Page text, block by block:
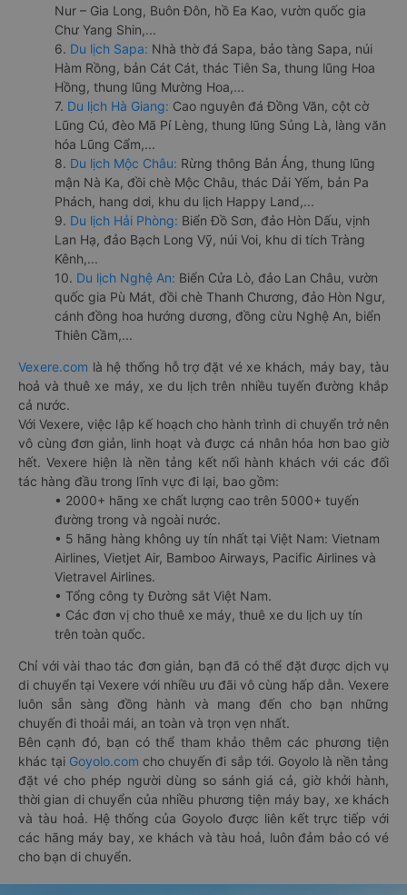
Nur – Gia Long, Buôn Đôn, hồ Ea Kao, vườn quốc gia
Chư Yang Shin,...
6. Du lịch Sapa: Nhà thờ đá Sapa, bảo tàng Sapa, núi
Hàm Rồng, bản Cát Cát, thác Tiên Sa, thung lũng Hoa
Hồng, thung lũng Mường Hoa,...
7. Du lịch Hà Giang: Cao nguyên đá Đồng Văn, cột cờ
Lũng Cú, đèo Mã Pí Lèng, thung lũng Sủng Là, làng văn
hóa Lũng Cẩm,...
8. Du lịch Mộc Châu: Rừng thông Bản Áng, thung lũng
mận Nà Ka, đồi chè Mộc Châu, thác Dải Yếm, bản Pa
Phách, hang dơi, khu du lịch Happy Land,...
9. Du lịch Hải Phòng: Biển Đồ Sơn, đảo Hòn Dấu, vịnh
Lan Hạ, đảo Bạch Long Vỹ, núi Voi, khu di tích Tràng
Kênh,...
10. Du lịch Nghệ An: Biển Cửa Lò, đảo Lan Châu, vườn
quốc gia Pù Mát, đồi chè Thanh Chương, đảo Hòn Ngư,
cánh đồng hoa hướng dương, đồng cừu Nghệ An, biển
Thiên Cầm,...
Vexere.com là hệ thống hỗ trợ đặt vé xe khách, máy bay, tàu
hoả và thuê xe máy, xe du lịch trên nhiều tuyến đường khắp
cả nước.
Với Vexere, việc lập kế hoạch cho hành trình di chuyển trở nên
vô cùng đơn giản, linh hoạt và được cá nhân hóa hơn bao giờ
hết. Vexere hiện là nền tảng kết nối hành khách với các đối
tác hàng đầu trong lĩnh vực đi lại, bao gồm:
• 2000+ hãng xe chất lượng cao trên 5000+ tuyến
đường trong và ngoài nước.
• 5 hãng hàng không uy tín nhất tại Việt Nam: Vietnam
Airlines, Vietjet Air, Bamboo Airways, Pacific Airlines và
Vietravel Airlines.
• Tổng công ty Đường sắt Việt Nam.
• Các đơn vị cho thuê xe máy, thuê xe du lịch uy tín
trên toàn quốc.
Chỉ với vài thao tác đơn giản, bạn đã có thể đặt được dịch vụ
di chuyển tại Vexere với nhiều ưu đãi vô cùng hấp dẫn. Vexere
luôn sẵn sàng đồng hành và mang đến cho bạn những
chuyến đi thoải mái, an toàn và trọn vẹn nhất.
Bên cạnh đó, bạn có thể tham khảo thêm các phương tiện
khác tại Goyolo.com cho chuyến đi sắp tới. Goyolo là nền tảng
đặt vé cho phép người dùng so sánh giá cả, giờ khởi hành,
thời gian di chuyển của nhiều phương tiện máy bay, xe khách
và tàu hoả. Hệ thống của Goyolo được liên kết trực tiếp với
các hãng máy bay, xe khách và tàu hoả, luôn đảm bảo có vé
cho bạn di chuyển.